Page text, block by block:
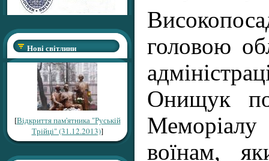
Нові світлини
[Відкриття пам'ятника "Руській
Трійці" (31.12.2013)]
головою
Онищук
воїнам,